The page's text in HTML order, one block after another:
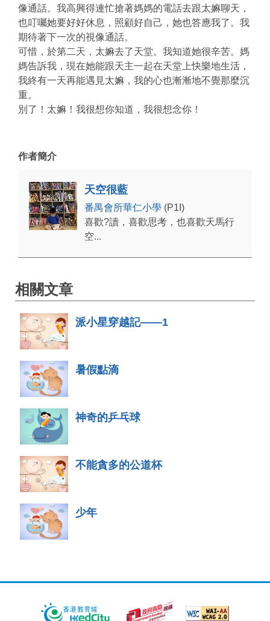
像通話。我高興得連忙搶著媽媽的電話去跟太嫲聊天，
也叮囑她要好好休息，照顧好自己，她也答應我了。我
期待著下一次的視像通話。
可惜，於第二天，太嫲去了天堂。我知道她很辛苦。媽
媽告訴我，現在她能跟天主一起在天堂上快樂地生活，
我終有一天再能遇見太嫲，我的心也漸漸地不覺那麼沉
重。
別了！太嫲！我很想你知道，我很想念你！
作者簡介
天空很藍
番禺會所華仁小學 (P1I)
喜歡?讀，喜歡思考，也喜歡天馬行
空...
相關文章
派小星穿越記——1
暑假點滴
神奇的乒乓球
不能貪多的公道杯
少年